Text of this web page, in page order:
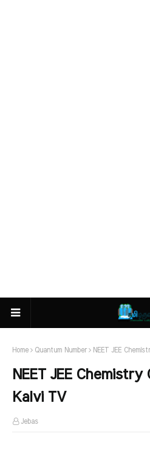
Home Quantum Number NEET JEE
NEET JEE Chemistry
Kalvi TV
Jebas